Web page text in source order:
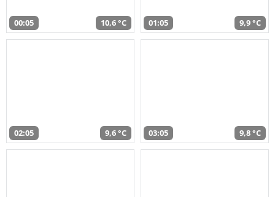
00:05 10,6 °C 01:05 9,9 °C
02:05 9,6 °C 03:05 9,8 °C